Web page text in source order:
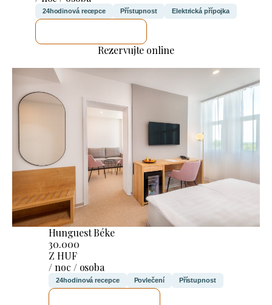
24hodinová recepce Přístupnost Elektrická přípojka
Rezervujte online
Hunguest Béke
30.000
Z HUF
/ noc / osoba
24hodinová recepce Povlečení Přístupnost